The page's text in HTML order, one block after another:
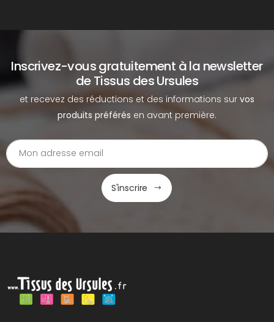
Inscrivez-vous gratuitement à la newsletter
de Tissus des Ursules
et recevez des réductions et des informations sur vos
produits préférés en avant première.
S'inscrire